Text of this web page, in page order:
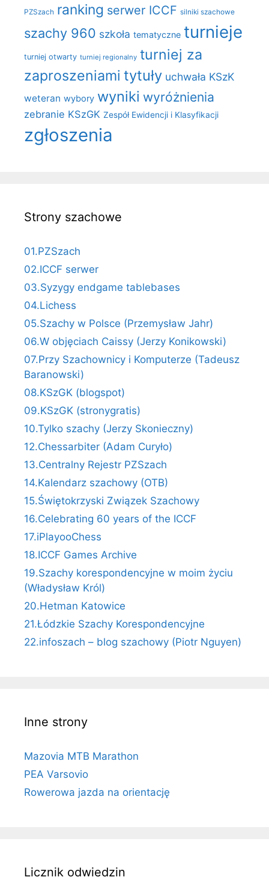
PZSzach ranking serwer ICCF silniki szachowe
szachy 960 szkoła tematyczne turnieje
turniej otwarty turniej regionalny turniej za
zaproszeniami tytuły uchwała KSzK
weteran wybory wyniki wyróżnienia
zebranie KSzGK Zespół Ewidencji i Klasyfikacji
zgłoszenia
Strony szachowe
01.PZSzach
02.ICCF serwer
03.Syzygy endgame tablebases
04.Lichess
05.Szachy w Polsce (Przemysław Jahr)
06.W objęciach Caissy (Jerzy Konikowski)
07.Przy Szachownicy i Komputerze (Tadeusz
Baranowski)
08.KSzGK (blogspot)
09.KSzGK (stronygratis)
10.Tylko szachy (Jerzy Skonieczny)
12.Chessarbiter (Adam Curyło)
13.Centralny Rejestr PZSzach
14.Kalendarz szachowy (OTB)
15.Świętokrzyski Związek Szachowy
16.Celebrating 60 years of the ICCF
17.iPlayooChess
18.ICCF Games Archive
19.Szachy korespondencyjne w moim życiu
(Władysław Król)
20.Hetman Katowice
21.Łódzkie Szachy Korespondencyjne
22.infoszach – blog szachowy (Piotr Nguyen)
Inne strony
Mazovia MTB Marathon
PEA Varsovio
Rowerowa jazda na orientację
Licznik odwiedzin